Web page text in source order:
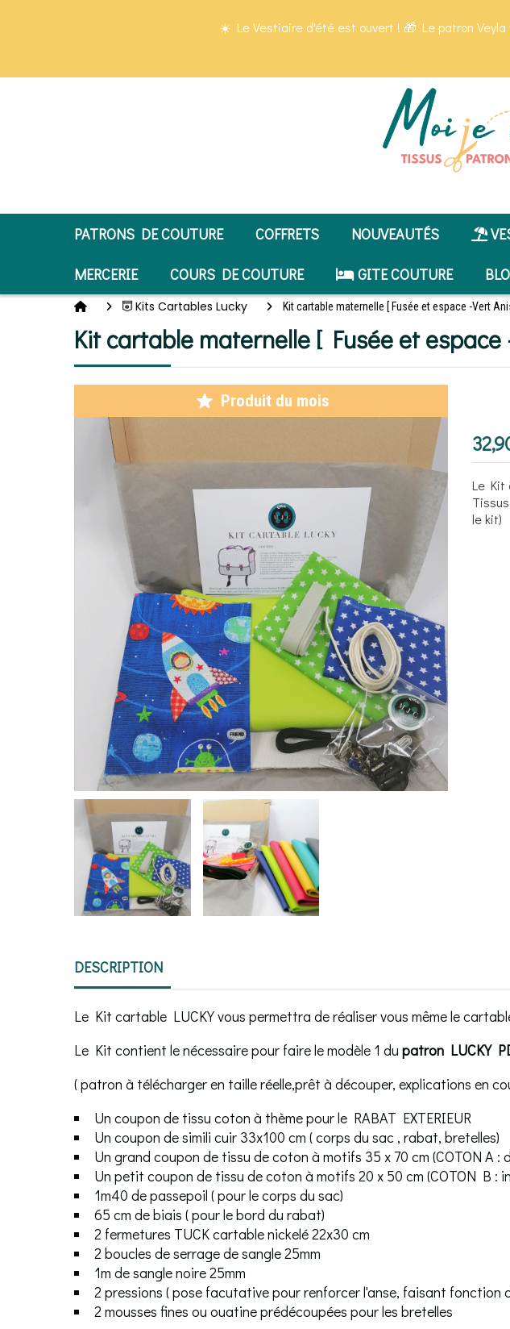
☀️ Le Vestiaire d'été est ouvert ! 🎁 Le patron Veyla
PATRONS DE COUTURE COFFRETS NOUVEAUTÉS
MERCERIE COURS DE COUTURE GITE COUTURE
Kits Cartables Lucky Kit cartable maternelle [ Fusée et espace -Vert
Kit cartable maternelle [ Fusée et espace
Produit du mois
Le Kit
le kit)
DESCRIPTION
Le Kit cartable LUCKY vous permettra de réaliser vous même le
Le Kit contient le nécessaire pour faire le modèle 1 du patron LUCKY
( patron à télécharger en taille réelle,prêt à découper, explications en
Un coupon de tissu coton à thème pour le RABAT EXTERIEUR
Un coupon de simili cuir 33x100 cm ( corps du sac , rabat, bretelles)
Un grand coupon de tissu de coton à motifs 35 x 70 cm (COTON A
Un petit coupon de tissu de coton à motifs 20 x 50 cm (COTON B :
1m40 de passepoil ( pour le corps du sac)
65 cm de biais ( pour le bord du rabat)
2 fermetures TUCK cartable nickelé 22x30 cm
2 boucles de serrage de sangle 25mm
1m de sangle noire 25mm
2 pressions ( pose facutative pour renforcer l'anse, faisant fonction
2 mousses fines ou ouatine prédécoupées pour les bretelles